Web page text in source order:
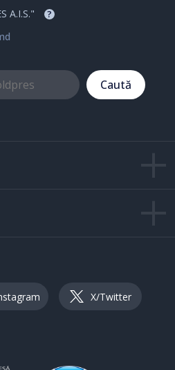
A.I.S." ?
Caută
X/Twitter